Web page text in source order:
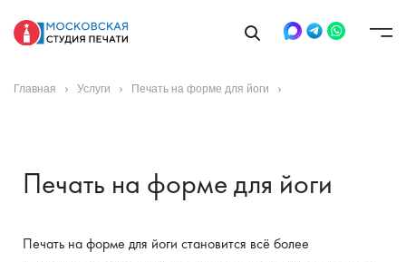
Главная Услуги Печать на форме для йоги
Печать на форме для йоги
Печать на форме для йоги становится всё более